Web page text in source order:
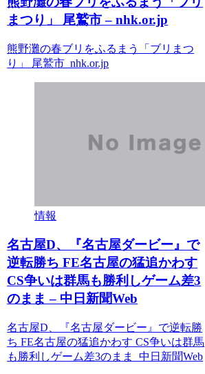
まつり」 尾鷲市 – nhk.or.jp
熊野灘の春ブリをふるまう「ブリまつ
り」 尾鷲市 nhk.or.jp
情報
名古屋D、『名古屋ダービー』で
逆転勝ち FE名古屋の猛追かわす
CS争いは群馬も勝利しゲーム差3
のまま – 中日新聞Web
名古屋D、『名古屋ダービー』で逆転勝
ち FE名古屋の猛追かわす CS争いは群馬
も勝利しゲーム差3のまま 中日新聞Web